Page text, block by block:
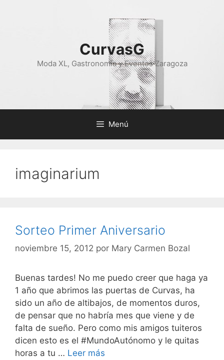
CurvasG
Moda XL, Gastronomía y Eventos Zaragoza
Menú
imaginarium
Sorteo Primer Aniversario
noviembre 15, 2012 por Mary Carmen Bozal
Buenas tardes! No me puedo creer que haga ya
1 año que abrimos las puertas de Curvas, ha
sido un año de altibajos, de momentos duros,
de pensar que no habría mes que viene y de
falta de sueño. Pero como mis amigos tuiteros
dicen esto es el #MundoAutónomo y le quitas
horas a tu … Leer más